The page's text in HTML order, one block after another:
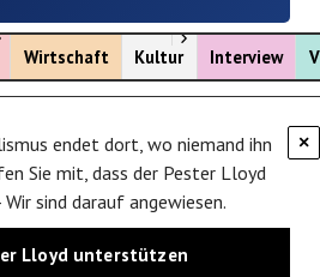
öffnen
Wirtschaft Kultur
Menü öffnen
Interview
×
endet dort, wo niemand ihn
Sie mit, dass der Pester Lloyd
sind darauf angewiesen.
Lloyd unterstützen